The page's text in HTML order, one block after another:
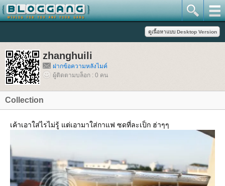
zhanghuili
ฝากข้อความหลังไมค์
ผู้ติดตามบล็อก : 0 คน
Collection
เค้าเอาใส่ไรไม่รู้ แต่เอามาใส่กาแฟ ซดที่ละเป็ก ฮ่าๆๆ